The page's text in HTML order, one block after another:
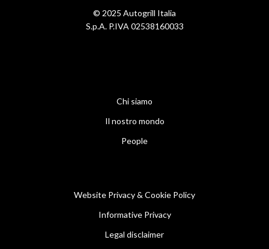
© 2025 Autogrill Italia
S.p.A. P.IVA 02538160033
Chi siamo
Il nostro mondo
People
Website Privacy & Cookie Policy
Informative Privacy
Legal disclaimer